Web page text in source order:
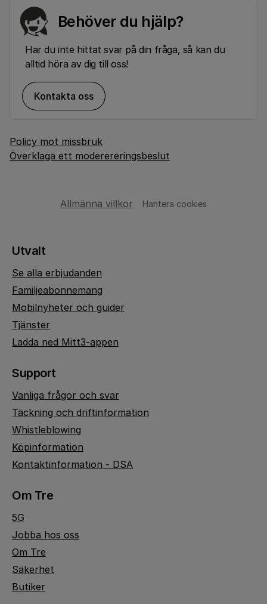
Behöver du hjälp?
Har du inte hittat svar på din fråga, så kan du
alltid höra av dig till oss!
Kontakta oss
Policy mot missbruk
Överklaga ett moderereringsbeslut
Allmänna villkor Hantera cookies
Utvalt
Se alla erbjudanden
Familjeabonnemang
Mobilnyheter och guider
Tjänster
Ladda ned Mitt3-appen
Support
Vanliga frågor och svar
Täckning och driftinformation
Whistleblowing
Köpinformation
Kontaktinformation - DSA
Om Tre
5G
Jobba hos oss
Om Tre
Säkerhet
Butiker